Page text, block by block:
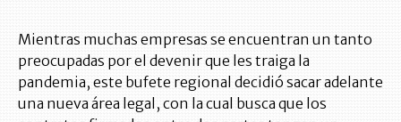
Mientras muchas empresas se encuentran un tanto
preocupadas por el devenir que les traiga la
pandemia, este bufete regional decidió sacar adelante
una nueva área legal, con la cual busca que los